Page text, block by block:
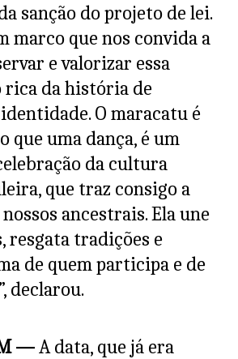
sanção do projeto de lei.
marco que nos convida a
e valorizar essa
rica da história de
O maracatu é
que uma dança, é um
da cultura
que traz consigo a
ancestrais. Ela une
resgata tradições e
de quem participa e de
declarou.
— A data, que já era